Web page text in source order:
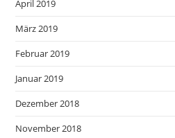
April 2019
März 2019
Februar 2019
Januar 2019
Dezember 2018
November 2018